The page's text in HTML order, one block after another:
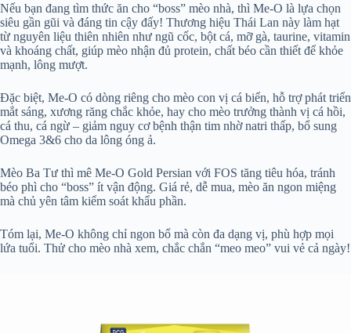
Nếu bạn đang tìm thức ăn cho “boss” mèo nhà, thì Me-O là lựa chọn
siêu gần gũi và đáng tin cậy đấy! Thương hiệu Thái Lan này làm hạt
từ nguyên liệu thiên nhiên như ngũ cốc, bột cá, mỡ gà, taurine, vitamin
và khoáng chất, giúp mèo nhận đủ protein, chất béo cần thiết để khỏe
mạnh, lông mượt.
Đặc biệt, Me-O có dòng riêng cho mèo con vị cá biển, hỗ trợ phát triển
mắt sáng, xương răng chắc khỏe, hay cho mèo trưởng thành vị cá hồi,
cá thu, cá ngừ – giảm nguy cơ bệnh thận tim nhờ natri thấp, bổ sung
Omega 3&6 cho da lông óng ả.
Mèo Ba Tư thì mê Me-O Gold Persian với FOS tăng tiêu hóa, tránh
béo phì cho “boss” ít vận động. Giá rẻ, dễ mua, mèo ăn ngon miệng
mà chủ yên tâm kiểm soát khẩu phần.
Tóm lại, Me-O không chỉ ngon bổ mà còn đa dạng vị, phù hợp mọi
lứa tuổi. Thử cho mèo nhà xem, chắc chắn “meo meo” vui vẻ cả ngày!